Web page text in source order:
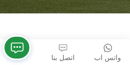
واتس اب اتصل بنا